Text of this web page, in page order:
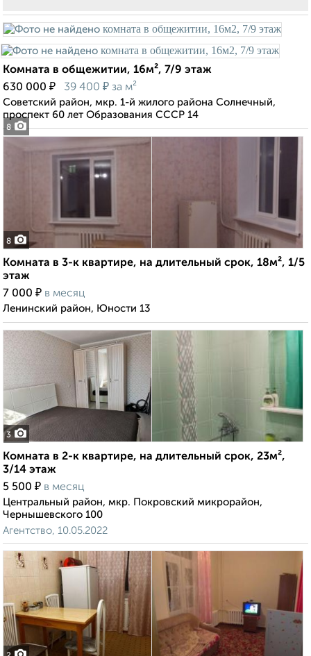
8
Комната в общежитии, 16м², 7/9 этаж
630 000 ₽ 39 400 ₽ за м²
Советский район, мкр. 1-й жилого района Солнечный,
проспект 60 лет Образования СССР 14
8
Комната в 3-к квартире, на длительный срок, 18м², 1/5
этаж
7 000 ₽ в месяц
Ленинский район, Юности 13
3
Комната в 2-к квартире, на длительный срок, 23м²,
3/14 этаж
5 500 ₽ в месяц
Центральный район, мкр. Покровский микрорайон,
Чернышевского 100
Агентство, 10.05.2022